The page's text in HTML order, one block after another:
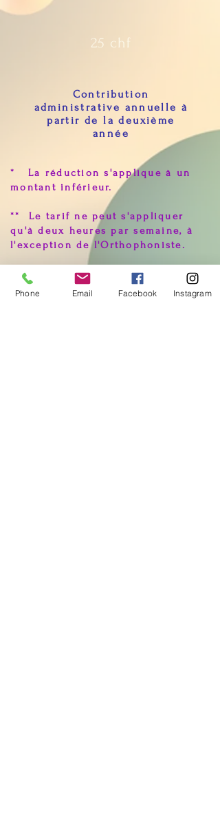
25 chf
Contribution
administrative annuelle à
partir de la deuxième
année
* La réduction s'applique à un
montant inférieur.
** Le tarif ne peut s'appliquer
qu'à deux heures par semaine, à
l'exception de l'Orthophoniste.
*** Le coût des cours dépend du
lieu.
Phone Email Facebook Instagram